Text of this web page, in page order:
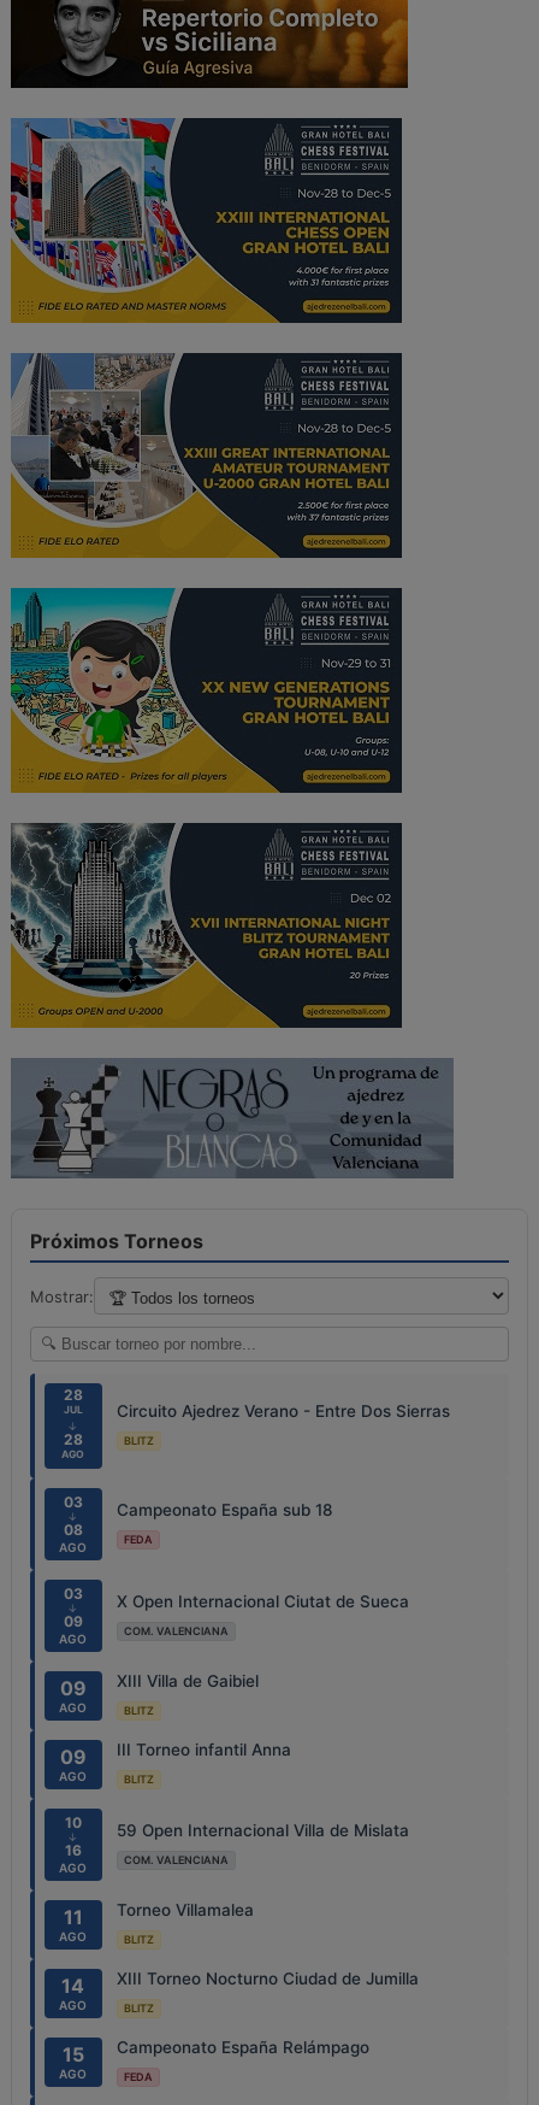
Próximos Torneos
Mostrar:
28
JUL
↓
28
AGO
Circuito Ajedrez Verano - Entre Dos Sierras
BLITZ
03
↓
08
AGO
Campeonato España sub 18
FEDA
03
↓
09
AGO
X Open Internacional Ciutat de Sueca
COM. VALENCIANA
09
AGO
XIII Villa de Gaibiel
BLITZ
09
AGO
III Torneo infantil Anna
BLITZ
10
↓
16
AGO
59 Open Internacional Villa de Mislata
COM. VALENCIANA
11
AGO
Torneo Villamalea
BLITZ
14
AGO
XIII Torneo Nocturno Ciudad de Jumilla
BLITZ
15
AGO
Campeonato España Relámpago
FEDA